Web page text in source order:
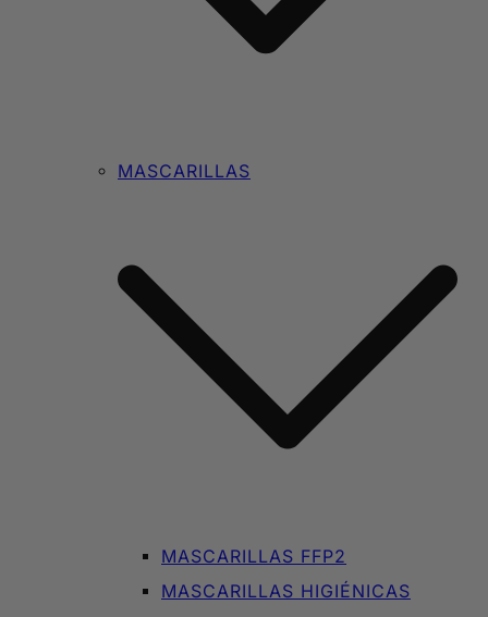
MASCARILLAS
MASCARILLAS FFP2
MASCARILLAS HIGIÉNICAS